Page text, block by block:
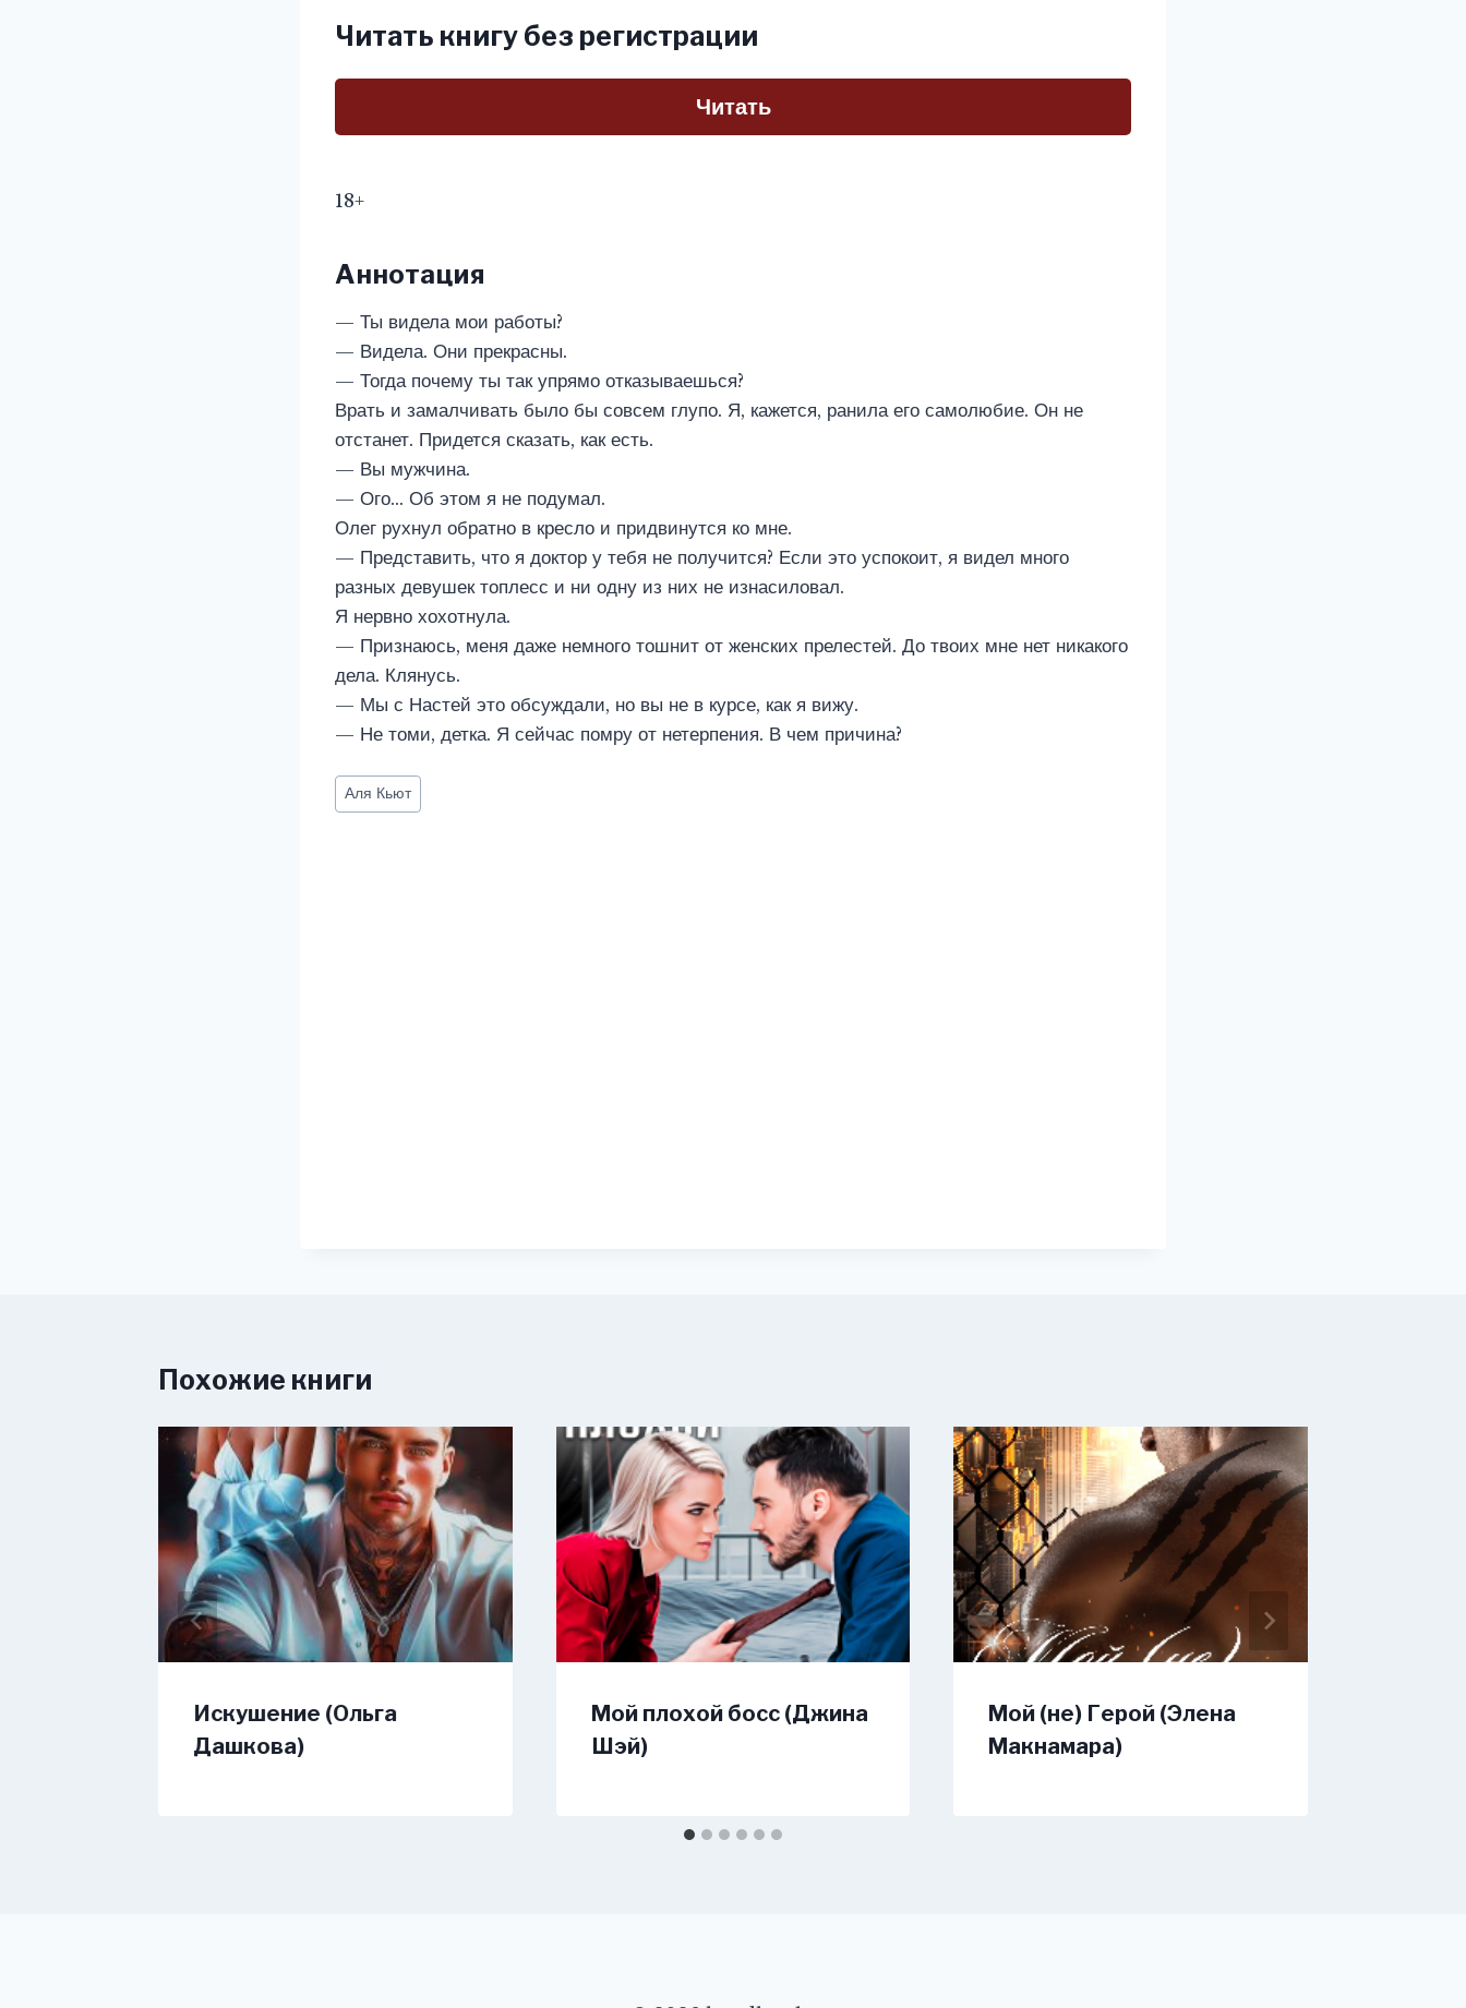
Читать книгу без регистрации
Читать
18+
Аннотация
— Ты видела мои работы?
— Видела. Они прекрасны.
— Тогда почему ты так упрямо отказываешься?
Врать и замалчивать было бы совсем глупо. Я, кажется, ранила его самолюбие. Он не
отстанет. Придется сказать, как есть.
— Вы мужчина.
— Ого… Об этом я не подумал.
Олег рухнул обратно в кресло и придвинутся ко мне.
— Представить, что я доктор у тебя не получится? Если это успокоит, я видел много
разных девушек топлесс и ни одну из них не изнасиловал.
Я нервно хохотнула.
— Признаюсь, меня даже немного тошнит от женских прелестей. До твоих мне нет никакого
дела. Клянусь.
— Мы с Настей это обсуждали, но вы не в курсе, как я вижу.
— Не томи, детка. Я сейчас помру от нетерпения. В чем причина?
Метки
записи:
Аля Кьют
Похожие книги
Искушение (Ольга
Дашкова)
Мой плохой босс (Джина
Шэй)
Мой (не) Герой (Элена
Макнамара)